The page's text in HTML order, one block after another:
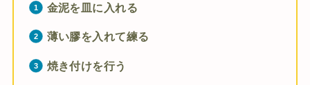
金泥を皿に入れる
薄い膠を入れて練る
焼き付けを行う